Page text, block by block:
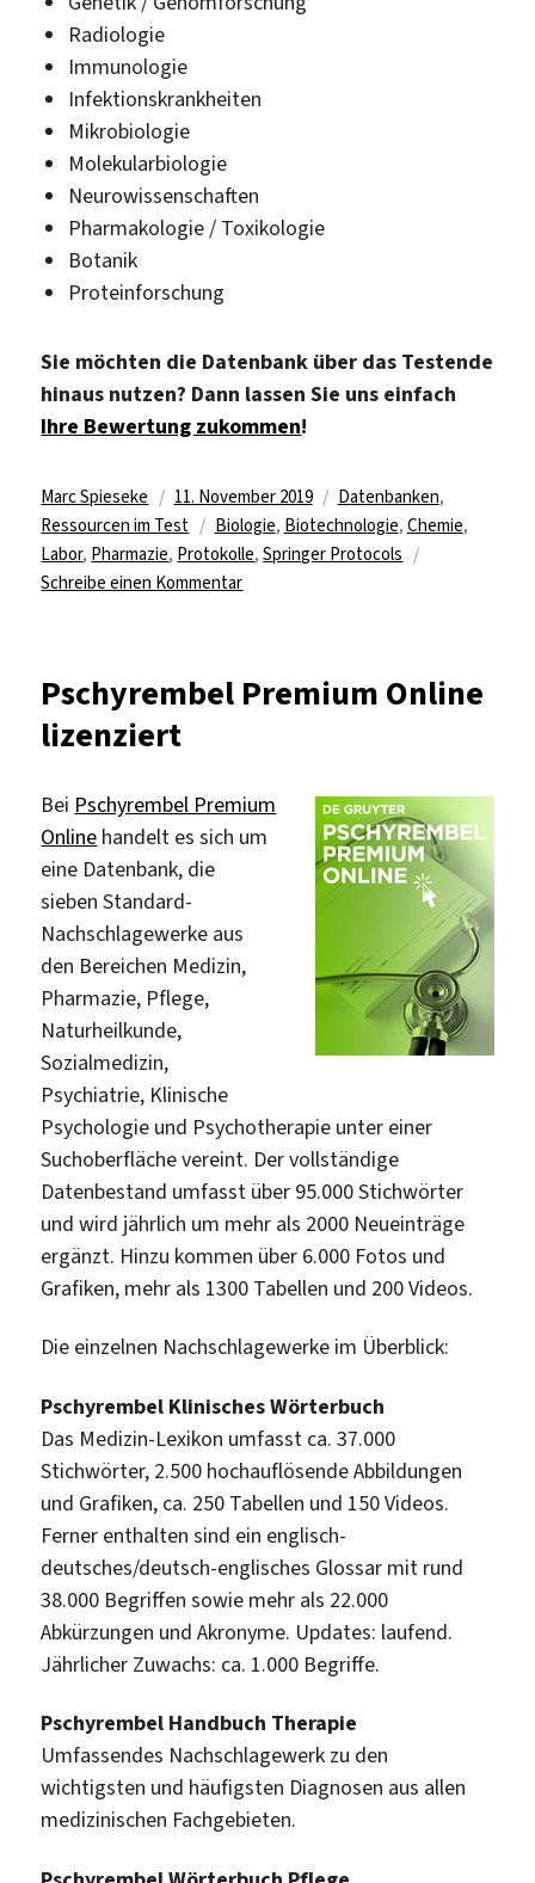
Radiologie
Immunologie
Infektionskrankheiten
Mikrobiologie
Molekularbiologie
Neurowissenschaften
Pharmakologie / Toxikologie
Botanik
Proteinforschung
Sie möchten die Datenbank über das Testende
hinaus nutzen? Dann lassen Sie uns einfach
Ihre Bewertung zukommen!
Autor
Marc Spieseke
Veröffentlicht
am
11. November 2019 Kategorien
Datenbanken,
Ressourcen im Test
Schlagwörter
Biologie, Biotechnologie, Chemie,
Labor, Pharmazie, Protokolle,Springer Protocols
Schreibe einen Kommentarzu
Protocols
Pschyrembel Premium Online
lizenziert
Bei Pschyrembel Premium
Online handelt es sich um
eine Datenbank, die
sieben Standard-
Nachschlagewerke aus
den Bereichen Medizin,
Pharmazie, Pflege,
Naturheilkunde,
Sozialmedizin,
Psychiatrie, Klinische
Psychologie und Psychotherapie unter einer
Suchoberfläche vereint. Der vollständige
Datenbestand umfasst über 95.000 Stichwörter
und wird jährlich um mehr als 2000 Neueinträge
ergänzt. Hinzu kommen über 6.000 Fotos und
Grafiken, mehr als 1300 Tabellen und 200 Videos.
Die einzelnen Nachschlagewerke im Überblick:
Pschyrembel Klinisches Wörterbuch
Das Medizin-Lexikon umfasst ca. 37.000
Stichwörter, 2.500 hochauflösende Abbildungen
und Grafiken, ca. 250 Tabellen und 150 Videos.
Ferner enthalten sind ein englisch-
deutsches/deutsch-englisches Glossar mit rund
38.000 Begriffen sowie mehr als 22.000
Abkürzungen und Akronyme. Updates: laufend.
Jährlicher Zuwachs: ca. 1.000 Begriffe.
Pschyrembel Handbuch Therapie
Umfassendes Nachschlagewerk zu den
wichtigsten und häufigsten Diagnosen aus allen
medizinischen Fachgebieten.